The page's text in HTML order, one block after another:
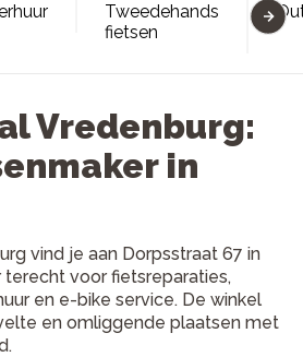
Tweedehands
fietsen
Vredenburg:
in
vind je aan Dorpsstraat 67 in
terecht voor fietsreparaties,
en e-bike service. De winkel
en omliggende plaatsen met